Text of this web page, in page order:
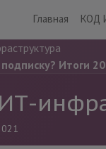
Главная КОД
Итоги